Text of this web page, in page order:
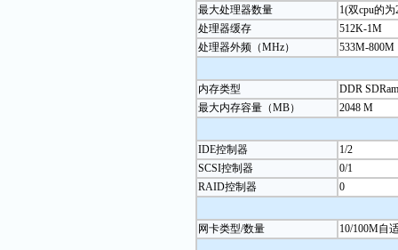
最大处理器数量
1(双cpu的为
处理器缓存
512K-1M
处理器外频（MHz） 533M-800M
内存类型
DDR
最大内存容量（MB） 2048 M
IDE控制器
1/2
SCSI控制器
0/1
RAID控制器
0
网卡类型/数量 10/100M自